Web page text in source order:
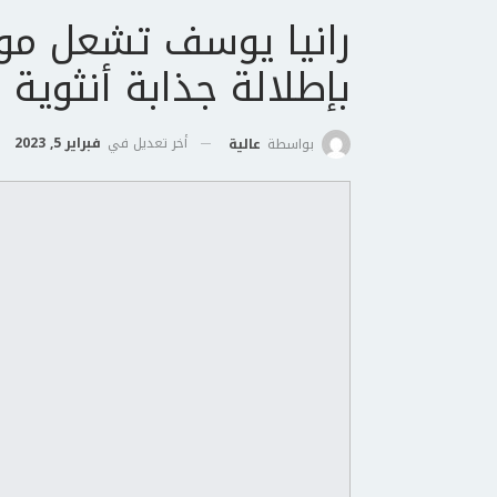
رانيا يوسف تشعل
بإطلالة جذابة
بواسطة عالية أخر تعديل في فبراير 5, 2023